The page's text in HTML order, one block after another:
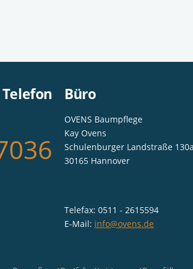
Telefon Büro
OVENS Baumpflege
Kay Ovens
Schulenburger Landstraße
30165 Hannover
Telefax: 0511 - 2615594
E-Mail: info@ovens.de